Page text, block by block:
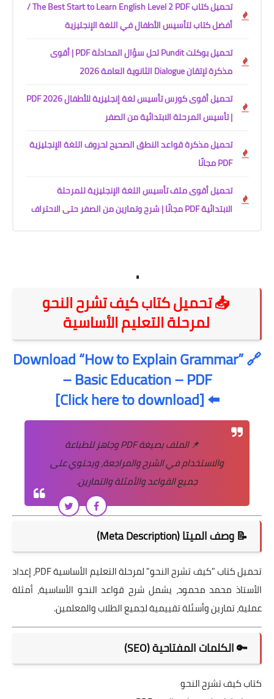
تحميل كتاب The Best Start to Learn English Level 2 PDF /
أفضل كتاب لتأسيس الأطفال في اللغة الإنجليزية
تحميل بوكلت Pundit لحل سؤال المحادثة PDF | أقوى
مذكرة لإتقان Dialogue الثانوية العامة 2026
تحميل أقوى كورس تأسيس لغة إنجليزية للأطفال PDF 2026
| تأسيس المرحلة الابتدائية من الصفر
تحميل مذكرة قواعد النطق الصحيح لحروف اللغة الإنجليزية
PDF مجانًا
تحميل أقوى ملف تأسيس اللغة الإنجليزية للمرحلة
الابتدائية PDF مجانًا | شرح وتمارين من الصفر حتى الاحتراف
.
📥 تحميل كتاب كيف تشرح النحو
لمرحلة التعليم الأساسية
🔗
Download “How to Explain Grammar”
– Basic Education – PDF
⬅️
[Click here to download]
📌
الملف بصيغة PDF وجاهز للطباعة
والاستخدام في الشرح والمراجعة، ويحتوي على
جميع القواعد والأمثلة والتمارين.
📝 وصف الميتا (Meta Description)
تحميل كتاب "كيف تشرح النحو" لمرحلة التعليم الأساسية PDF، إعداد
الأستاذ محمد محمود، يشمل شرح قواعد النحو الأساسية، أمثلة
عملية، تمارين وأسئلة تقييمية لجميع الطلاب والمعلمين.
🔑 الكلمات المفتاحية (SEO)
كتاب كيف تشرح النحو